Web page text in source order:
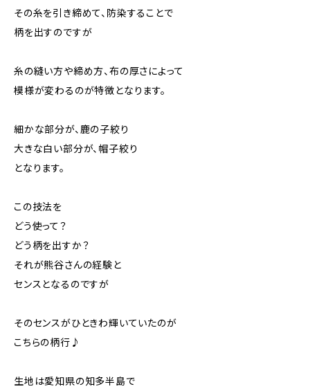
その糸を引き締めて、防染することで
柄を出すのですが
糸の縫い方や締め方、布の厚さによって
模様が変わるのが特徴となります。
細かな部分が、鹿の子絞り
大きな白い部分が、帽子絞り
となります。
この技法を
どう使って？
どう柄を出すか？
それが熊谷さんの経験と
センスとなるのですが
そのセンスがひときわ輝いていたのが
こちらの柄行♪
生地は愛知県の知多半島で